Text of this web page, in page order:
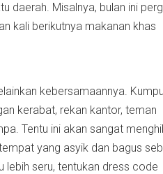
daerah. Misalnya, bulan ini
kali berikutnya makanan khas
kebersamaannya.
kerabat, rekan kantor, teman
Tentu ini akan sangat
yang asyik dan bagus
seru, tentukan dress code